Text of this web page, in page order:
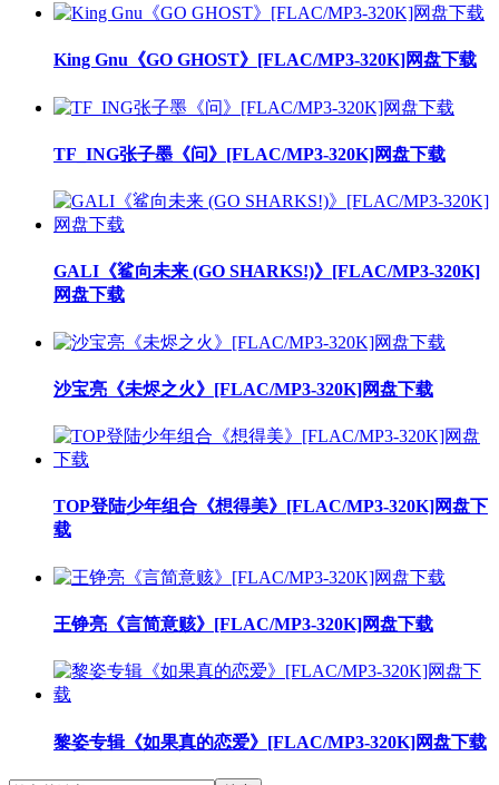
King Gnu《GO GHOST》[FLAC/MP3-320K]网盘下载
TF_ING张子墨《问》[FLAC/MP3-320K]网盘下载
GALI《鲨向未来 (GO SHARKS!)》[FLAC/MP3-320K]
网盘下载
沙宝亮《未烬之火》[FLAC/MP3-320K]网盘下载
TOP登陆少年组合《想得美》[FLAC/MP3-320K]网盘下
载
王铮亮《言简意赅》[FLAC/MP3-320K]网盘下载
黎姿专辑《如果真的恋爱》[FLAC/MP3-320K]网盘下载